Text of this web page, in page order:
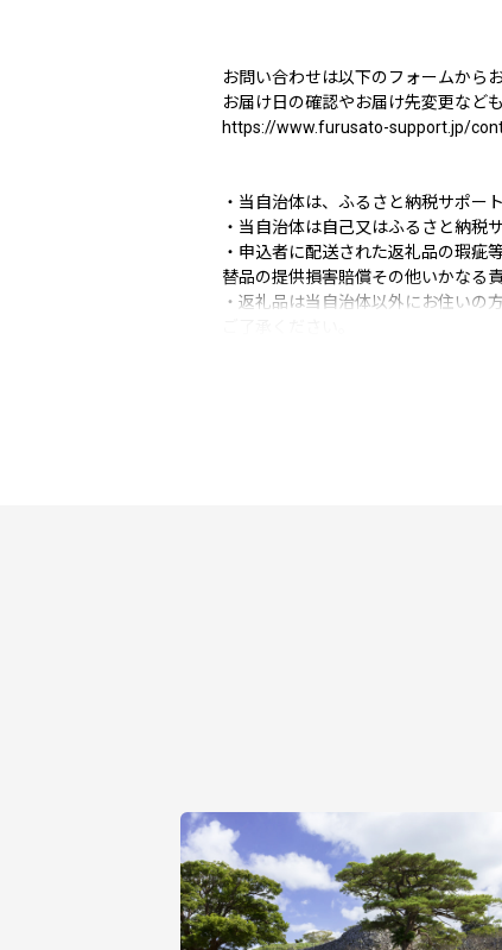
お問い合わせは以下のフォームから
お届け日の確認やお届け先変更など
https://www.furusato-support.jp/
・当自治体は、ふるさと納税サポー
・当自治体は自己又はふるさと納税
・申込者に配送された返礼品の瑕疵
替品の提供損害賠償その他いかなる
・返礼品は当自治体以外にお住いの
・寄附完了後のキャンセルや申込み
・当自治体は提供事業者の在庫状況
・返礼品毎にお届け時期が異なりま
・お届けをいたしました返礼品は確
・梱包は返礼品毎に個別に実施して
を提供します。
・寄附決済完了後ふるさと納税サポ
※当自治体は寄附受領証明書の送付
・配送先が寄附者様のご住所と異な